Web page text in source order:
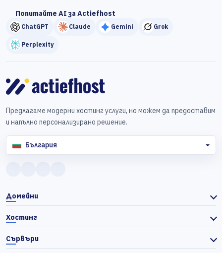
Попитайте AI за Actiefhost
ChatGPT Claude Gemini Grok
Perplexity
Предлагаме модерни хостинг услуги, но можем да предоставим
и напълно персонализирано решение.
България
Домейни
Хостинг
Сървъри